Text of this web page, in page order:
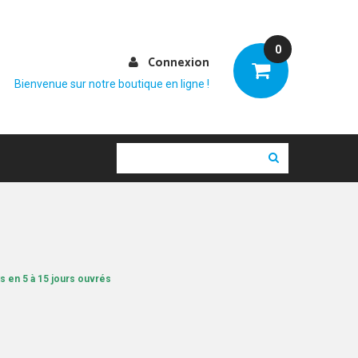
0
Connexion
Bienvenue sur notre boutique en ligne !
en 5 à 15 jours ouvrés